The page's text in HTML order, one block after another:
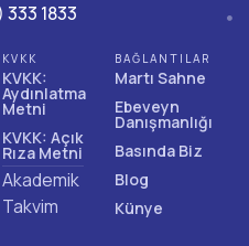
1833
KVKK
KVKK:
Aydınlatma
Metni
KVKK: Açık
Rıza Metni
Akademik
Takvim
BAĞLANTILAR
Martı Sahne
Ebeveyn
Danışmanlığı
Basında Biz
Blog
Künye